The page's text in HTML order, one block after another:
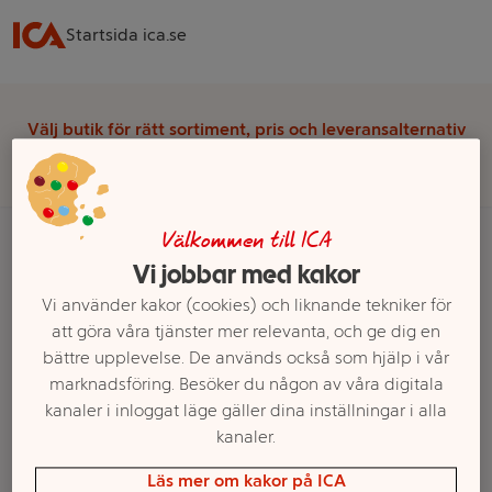
Startsida ica.se
Välj butik för rätt sortiment, pris och leveransalternativ
Smaker från världen Indien
Ett exempel på onlinesortiment visas.
Glutenfria produkter i Indien
Filter
Välkommen till ICA
Vi jobbar med kakor
Vi använder kakor (cookies) och liknande tekniker för
att göra våra tjänster mer relevanta, och ge dig en
bättre upplevelse. De används också som hjälp i vår
marknadsföring. Besöker du någon av våra digitala
kanaler i inloggat läge gäller dina inställningar i alla
kanaler.
Läs mer om kakor på ICA